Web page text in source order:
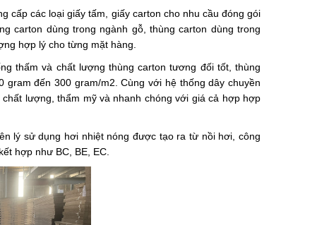
cấp các loại giấy tấm, giấy carton cho nhu cầu đóng gói
carton dùng trong ngành gỗ, thùng carton dùng trong
hợp lý cho từng mặt hàng.
thấm và chất lượng thùng carton tương đối tốt, thùng
đến 300 gram/m2. Cùng với hệ thống dây chuyền
chất lượng, thẩm mỹ và nhanh chóng với giá cả hợp hợp
lý sử dụng hơi nhiệt nóng được tạo ra từ nồi hơi, công
hợp như BC, BE, EC.